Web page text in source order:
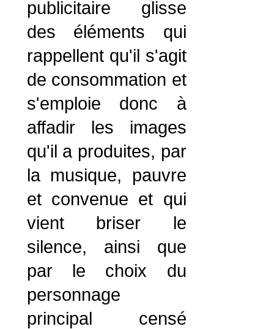
publicitaire glisse
des éléments qui
rappellent qu'il s'agit
de consommation et
s'emploie donc à
affadir les images
qu'il a produites, par
la musique, pauvre
et convenue et qui
vient briser le
silence, ainsi que
par le choix du
personnage
principal censé